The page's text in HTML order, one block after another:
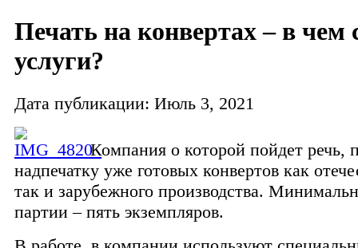
Печать на конвертах – в чем
услуги?
Дата публикации: Июль 3, 2021
Компания о которой пойдет речь,
надпечатку уже готовых конвертов как
так и зарубежного производства.
партии – пять экземпляров.